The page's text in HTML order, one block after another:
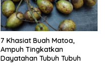
7 Khasiat Buah Matoa,
Ampuh Tingkatkan
Dayatahan Tubuh Tubuh